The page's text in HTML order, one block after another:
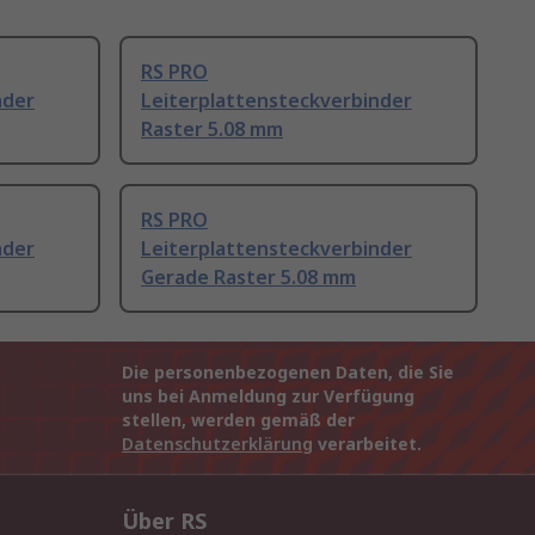
RS PRO
Leiterplattensteckverbinder
Raster 5.08 mm
RS PRO
Leiterplattensteckverbinder
Gerade Raster 5.08 mm
Die personenbezogenen Daten, die Sie
uns bei Anmeldung zur Verfügung
stellen, werden gemäß der
Datenschutzerklärung verarbeitet.
Über RS